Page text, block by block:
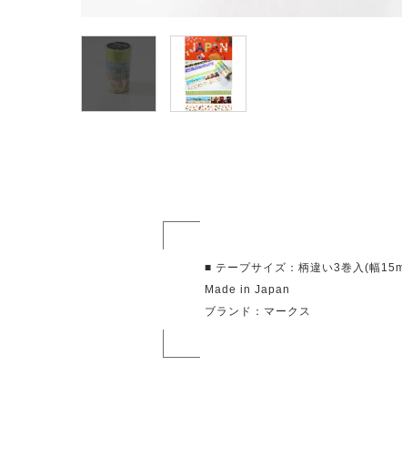
■ テープサイズ：柄違い3巻入(幅
Made in Japan
ブランド：マークス